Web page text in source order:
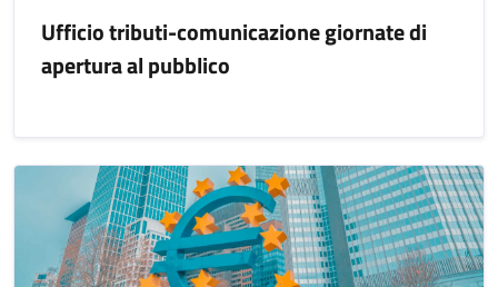
Ufficio tributi-comunicazione giornate di
apertura al pubblico